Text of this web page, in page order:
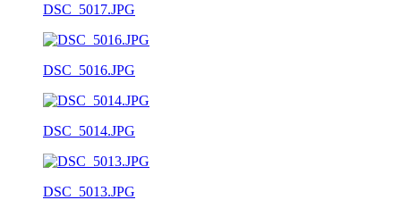
DSC_5017.JPG
DSC_5016.JPG
DSC_5014.JPG
DSC_5013.JPG